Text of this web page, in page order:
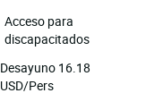
Acceso para
discapacitados
Desayuno 16.18
USD/Pers